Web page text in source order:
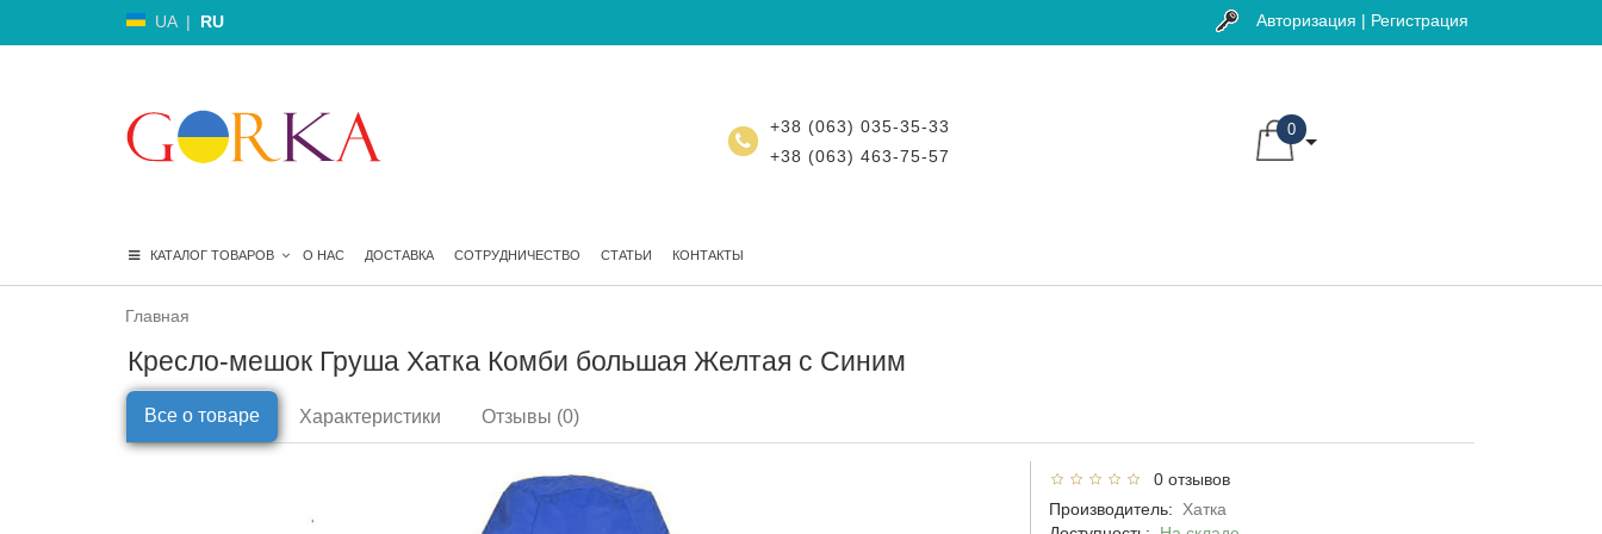
UA | RU Авторизация | Регистрация
+38 (063) 035-35-33
+38 (063) 463-75-57
0
КАТАЛОГ ТОВАРОВ О НАС ДОСТАВКА СОТРУДНИЧЕСТВО СТАТЬИ КОНТАКТЫ
Главная
Кресло-мешок Груша Хатка Комби большая Желтая с Синим
Все о товаре Характеристики Отзывы (0)
0 отзывов
Производитель:
Хатка